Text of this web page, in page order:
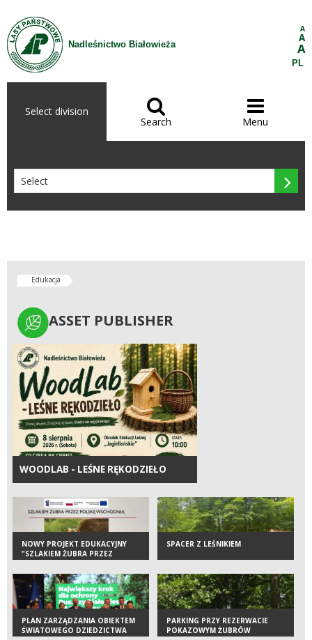
Skip to Content
Nadleśnictwo Białowieża
A
A
A
PL
Select division 
Search

Menu

Edukacja
ASSET PUBLISHER
ASSET PUBLISHER
WOODLAB - LEŚNE RĘKODZIEŁO
NOWY PROJEKT EDUKACYJNY
"SZLAKIEM ŻUBRA PRZEZ
POLSKĘ WSCHODNIĄ"
SPACER Z LEŚNIKIEM
PLAN ZARZĄDZANIA OBIEKTEM
ŚWIATOWEGO DZIEDZICTWA
PARKING PRZY REZERWACIE
POKAZOWYM ŻUBRÓW